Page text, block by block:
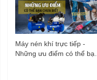
Máy nén khí trực tiếp -
Những ưu điểm có thể bạn